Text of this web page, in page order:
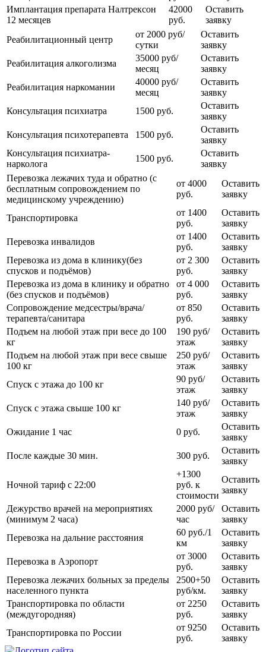
Имплантация препарата Налтрексон
12 месяцев
42000
руб.
Оставить
заявку
Реабилитационный центр
от 2000 руб/
сутки
Оставить
заявку
Реабилитация алкоголизма
35000 руб/
месяц
Оставить
заявку
Реабилитация наркомании
40000 руб/
месяц
Оставить
заявку
Консультация психиатра
1500 руб.
Оставить
заявку
Консультация психотерапевта
1500 руб.
Оставить
заявку
Консультация психиатра-
нарколога
1500 руб.
Оставить
заявку
Перевозка лежачих туда и обратно (с
бесплатным сопровождением по
медицинскому учреждению)
от 4000
руб.
Оставить
заявку
Транспортировка
от 1400
руб.
Оставить
заявку
Перевозка инвалидов
от 1400
руб.
Оставить
заявку
Перевозка из дома в клинику(без
спусков и подъёмов)
от 2 300
руб.
Оставить
заявку
Перевозка из дома в клинику и обратно
(без спусков и подъёмов)
от 4 000
руб.
Оставить
заявку
Сопровождение медсестры/врача/
терапевта/санитара
от 850
руб.
Оставить
заявку
Подъем на любой этаж при весе до 100
кг
190 руб/
этаж
Оставить
заявку
Подъем на любой этаж при весе свыше
100 кг
250 руб/
этаж
Оставить
заявку
Спуск с этажа до 100 кг
90 руб/
этаж
Оставить
заявку
Спуск с этажа свыше 100 кг
140 руб/
этаж
Оставить
заявку
Ожидание 1 час
0 руб.
Оставить
заявку
После каждые 30 мин.
300 руб.
Оставить
заявку
Ночной тариф с 22:00
+1300
руб. к
стоимости
Оставить
заявку
Дежурство врачей на мероприятиях
(минимум 2 часа)
2000 руб/
час
Оставить
заявку
Перевозка на дальние расстояния
60 руб./1
км
Оставить
заявку
Перевозка в Аэропорт
от 3000
руб.
Оставить
заявку
Перевозка лежачих больных за пределы
населенного пункта
2500+50
руб/км.
Оставить
заявку
Транспортировка по области
(междугородняя)
от 2250
руб.
Оставить
заявку
Транспортировка по России
от 9250
руб.
Оставить
заявку